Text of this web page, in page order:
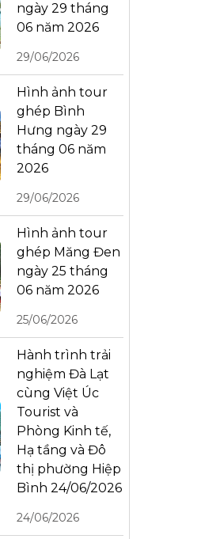
ngày 29 tháng
06 năm 2026
29/06/2026
Hình ảnh tour
ghép Bình
Hưng ngày 29
tháng 06 năm
2026
29/06/2026
Hình ảnh tour
ghép Măng Đen
ngày 25 tháng
06 năm 2026
25/06/2026
Hành trình trải
nghiệm Đà Lạt
cùng Việt Úc
Tourist và
Phòng Kinh tế,
Hạ tầng và Đô
thị phường Hiệp
Bình 24/06/2026
24/06/2026